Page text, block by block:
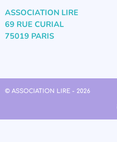
ASSOCIATION LIRE
69 RUE CURIAL
75019 PARIS
© ASSOCIATION LIRE - 2026